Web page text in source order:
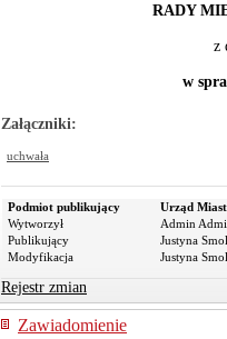
RADY
z
w
Załączniki:
uchwała
Podmiot publikujący
Urząd
Wytworzył
Admin
Publikujący
Justyna
Modyfikacja
Justyna
Rejestr zmian
Zawiadomienie